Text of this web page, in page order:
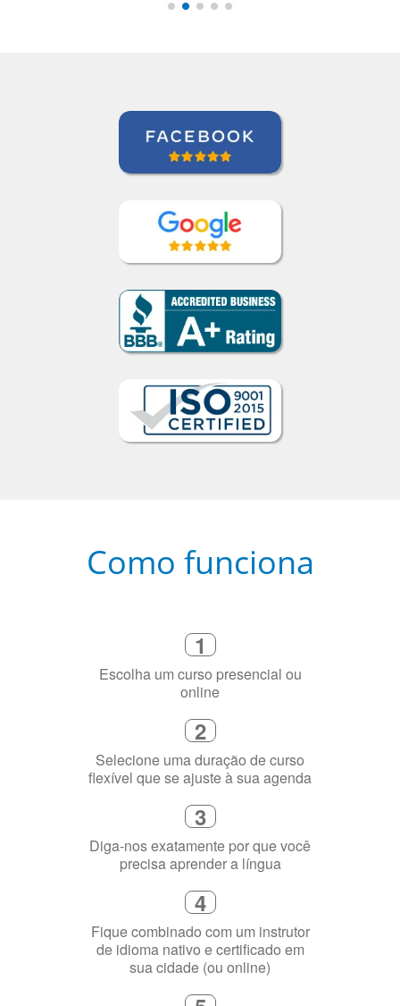
Paul Rombach
Como funciona
Escolha um curso presencial ou
online
Selecione uma duração de curso
flexível que se ajuste à sua agenda
Diga-nos exatamente por que você
precisa aprender a língua
4
Fique combinado com um instrutor